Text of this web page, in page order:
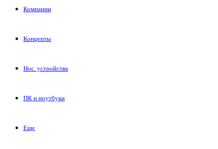
Компании
Концепты
Нос. устройства
ПК и ноутбуки
Еще